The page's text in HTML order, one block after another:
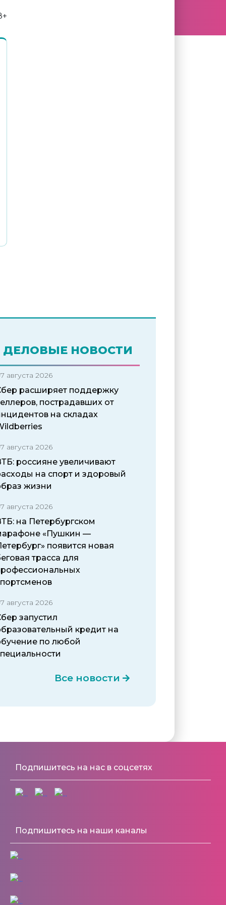
ДЕЛОВЫЕ НОВОСТИ
августа 2026
расширяет поддержку
пострадавших от
на складах
августа 2026
россияне увеличивают
на спорт и здоровый
жизни
августа 2026
на Петербургском
«Пушкин —
появится новая
трасса для
августа 2026
запустил
кредит на
по любой
Все новости
Подпишитесь на нас в соцсетях
Подпишитесь на наши каналы